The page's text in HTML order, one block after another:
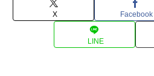
X Facebook
LINE